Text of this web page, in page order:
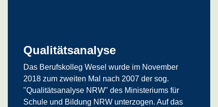
Qualitätsanalyse
Das Berufskolleg Wesel wurde im November
2018 zum zweiten Mal nach 2007 der sog.
"Qualitätsanalyse NRW" des Ministeriums für
Schule und Bildung NRW unterzogen. Auf das